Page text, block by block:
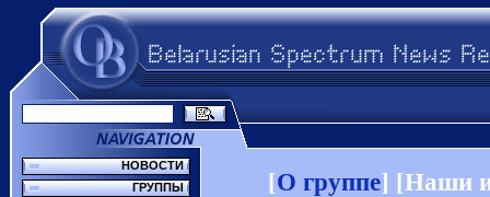
НОВОСТИ
ГРУППЫ
[О группе] [Наши